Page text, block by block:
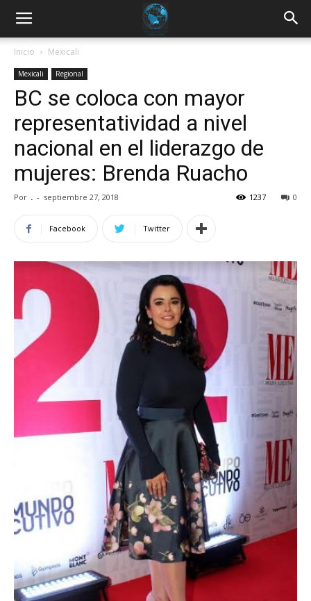
Inicio Mexicali
Mexicali Regional
BC se coloca con mayor
representatividad a nivel
nacional en el liderazgo de
mujeres: Brenda Ruacho
Por . - septiembre 27, 2018 0
1237
Facebook Twitter